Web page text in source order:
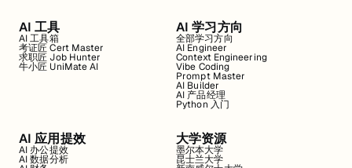
AI 工具
AI 工具箱
考证匠 Cert Master
求职匠 Job Hunter
牛小匠 UniMate AI
AI 学习方向
全部学习方向
AI Engineer
Context Engineering
Vibe Coding
Prompt Master
AI Builder
AI 产品经理
Python 入门
AI 应用提效
AI 办公提效
AI 数据分析
大学资源
墨尔本大学
昆士兰大学